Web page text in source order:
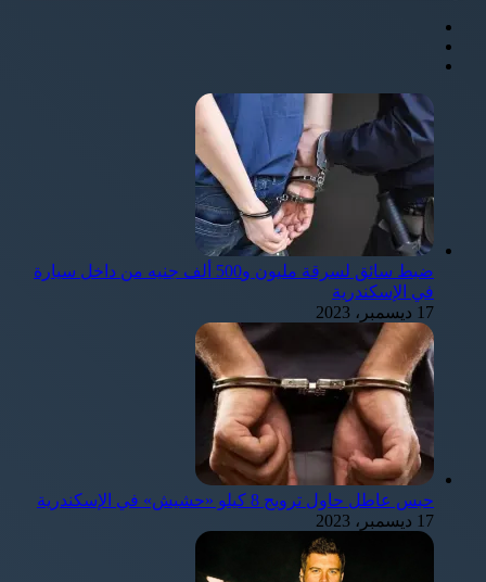
ضبط سائق لسرقة مليون و500 ألف جنيه من داخل سيارة
في الإسكندرية
17 ديسمبر، 2023
حبس عاطل حاول ترويج 8 كيلو «حشيش» في الإسكندرية
17 ديسمبر، 2023